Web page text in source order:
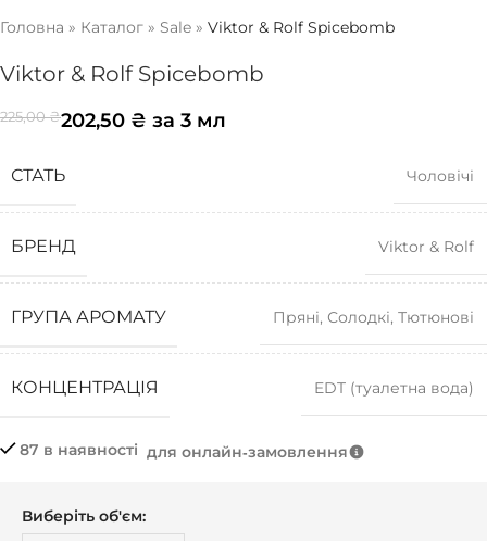
Головна » Каталог » Sale » Viktor & Rolf Spicebomb
Viktor & Rolf Spicebomb
225,00₴202,50 ₴ за 3 мл
СТАТЬ Чоловічі
БРЕНД Viktor & Rolf
ГРУПА АРОМАТУ Пряні, Солодкі, Тютюнові
КОНЦЕНТРАЦІЯ EDT (туалетна вода)
87 в наявності для онлайн‑замовлення
Виберіть об'єм: